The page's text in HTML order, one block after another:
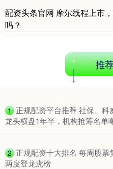
配资头条官网 摩尔线程上市
吗？
推
1 正规配资平台推荐 社保、
龙头横盘1年半，机构抢筹名单
2 正规配资十大排名 每周股票
两度登龙虎榜